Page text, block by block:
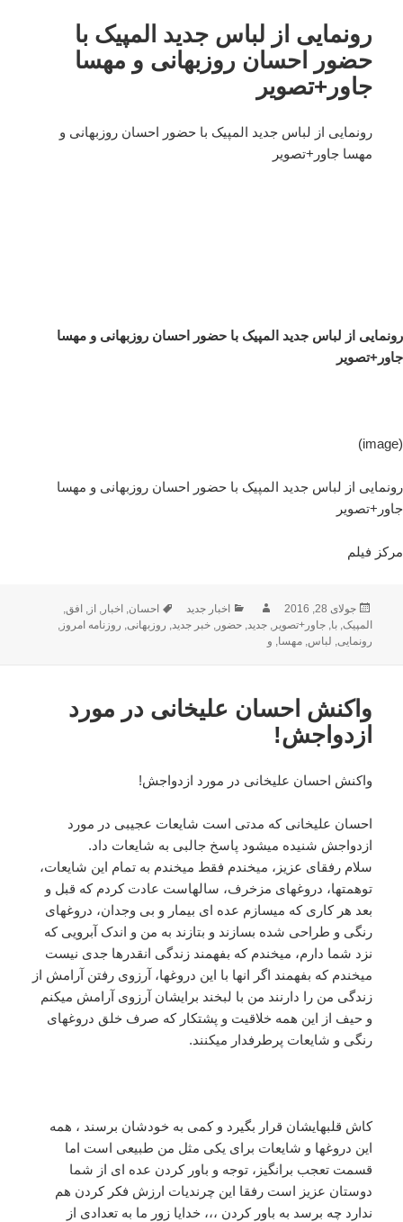
رونمایی از لباس جدید المپیک با
حضور احسان روزبهانی و مهسا
جاور+تصویر
رونمایی از لباس جدید المپیک با حضور احسان روزبهانی و
مهسا جاور+تصویر
رونمایی از لباس جدید المپیک با حضور احسان روزبهانی و مهسا
جاور+تصویر
(image)
رونمایی از لباس جدید المپیک با حضور احسان روزبهانی و مهسا
جاور+تصویر
مرکز فیلم
ارسال
شده
در
جولای 28, 2016 نویسندهدسته‌ها
اخبار جدید برچسب‌ها
احسان ,اخبار ,از ,افق
المپیک ,با ,جاور+تصویر ,جدید ,حضور ,خبر جدید روزبهانی روزنامه امروز
رونمایی لباس ,مهسا و
واکنش احسان علیخانی در مورد
ازدواجش!
واکنش احسان علیخانی در مورد ازدواجش!
احسان علیخانی که مدتی است شایعات عجیبی در مورد
ازدواجش شنیده میشود پاسخ جالبی به شایعات داد.
سلام رفقای عزیز، میخندم فقط میخندم به تمام این شایعات،
توهمتها، دروغهای مزخرف، سالهاست عادت کردم که قبل و
بعد هر کاری که میسازم عده ای بیمار و بی وجدان، دروغهای
رنگی و طراحی شده بسازند و بتازند به من و اندک آبرویی که
نزد شما دارم، میخندم که بفهمند زندگی انقدرها جدی نیست
میخندم که بفهمند اگر انها با این دروغها، آرزوی رفتن آرامش از
زندگی من را دارنند من با لبخند برایشان آرزوی آرامش میکنم
و حیف از این همه خلاقیت و پشتکار که صرف خلق دروغهای
رنگی و شایعات پرطرفدار میکنند.
کاش قلبهایشان قرار بگیرد و کمی به خودشان برسند ، همه
این دروغها و شایعات برای یکی مثل من طبیعی است اما
قسمت تعجب برانگیز، توجه و باور کردن عده ای از شما
دوستان عزیز است رفقا این چرندیات ارزش فکر کردن هم
ندارد چه برسد به باور کردن ،،، خدایا زور ما به تعدادی از